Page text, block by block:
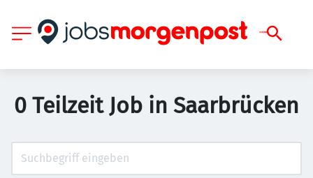
0 Teilzeit Job in Saarbrücken